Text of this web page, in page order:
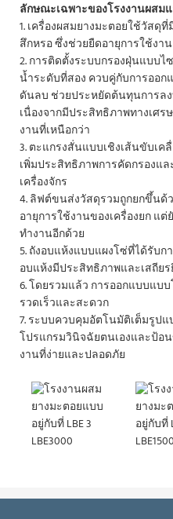
ลักษณะเฉพาะของโรงงานผสม
1. เครื่องผสมยางมะตอยใช้วัส
สึกหรอ ซึ่งช่วยยืดอายุการใช้งาน
2. การติดตั้งระบบกรองฝุ่นแบบ
น้ำระดับที่สอง ควบคู่กับการออก
ดันลบ ช่วยประหยัดต้นทุนการล
เนื่องจากมีประสิทธิภาพทางเศ
งานที่เหนือกว่า
3. ตะแกรงสั่นแบบเชิงเส้นขับเ
เพิ่มประสิทธิภาพการคัดกรองแ
เครื่องจักร
4. ลิฟต์ขนส่งวัสดุรวมถูกยกขึ้นด้
อายุการใช้งานของเครื่องยก แ
ทำงานอีกด้วย
5. ถังอบแห้งแบบแผงโซ่ที่ได้รับ
อบแห้งมีประสิทธิภาพและเสถีย
6. โดยรวมแล้ว การออกแบบแ
รวดเร็วและสะดวก
7. ระบบควบคุมอัตโนมัติเต็มรูป
โปรแกรมวินิจฉัยตนเองและป้อ
งานที่ง่ายและปลอดภัย
LBE3000 LBE1500